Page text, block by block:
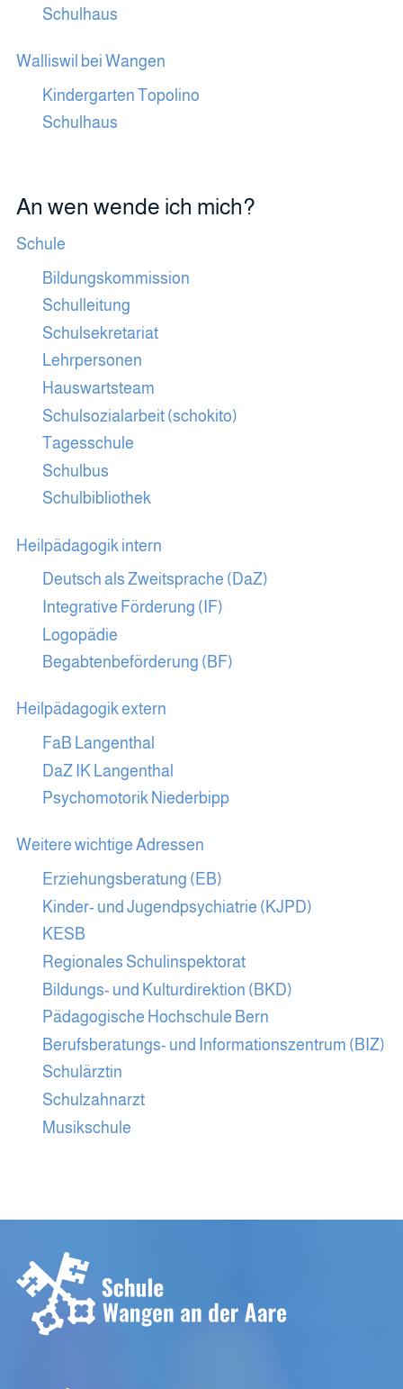
Schulhaus
Walliswil bei Wangen
Kindergarten Topolino
Schulhaus
An wen wende ich mich?
Schule
Bildungskommission
Schulleitung
Schulsekretariat
Lehrpersonen
Hauswartsteam
Schulsozialarbeit (schokito)
Tagesschule
Schulbus
Schulbibliothek
Heilpädagogik intern
Deutsch als Zweitsprache (DaZ)
Integrative Förderung (IF)
Logopädie
Begabtenbeförderung (BF)
Heilpädagogik extern
FaB Langenthal
DaZ IK Langenthal
Psychomotorik Niederbipp
Weitere wichtige Adressen
Erziehungsberatung (EB)
Kinder- und Jugendpsychiatrie (KJPD)
KESB
Regionales Schulinspektorat
Bildungs- und Kulturdirektion (BKD)
Pädagogische Hochschule Bern
Berufsberatungs- und Informationszentrum (BIZ)
Schulärztin
Schulzahnarzt
Musikschule